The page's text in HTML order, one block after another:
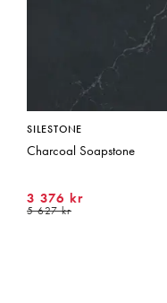
SILESTONE
Charcoal Soapstone
3 376 kr
5 627 kr